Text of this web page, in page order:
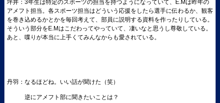
坪井：3年生は特定のスポーツの担当を持つようになっていて、E.Mは昨年の
アメフト担当。各スポーツ担当はどういう応援をしたら選手に伝わるか、観客
を巻き込めるかとかを毎回考えて、部員に説明する資料を作ったりしている。
そういう部分をE.Mはこだわってやっていて、凄いなと思うし尊敬している。
あと、喋りが本当に上手くてみんなからも愛されている。
丹羽：なるほどね。いい話が聞けた（笑）
逆にアメフト部に聞きたいことは？